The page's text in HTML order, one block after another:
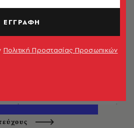
ΕΓΓΡΑΦΗ
Πολιτική Προστασίας Προσωπικών